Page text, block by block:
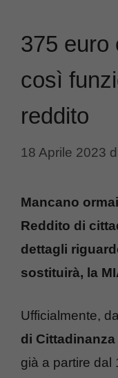
375 euro
così
reddito
18 Aprile 2023
Mancano
Reddito di
dettagli
sostituirà, la
Ufficialmente,
di Cittadinanza
già a partire dal